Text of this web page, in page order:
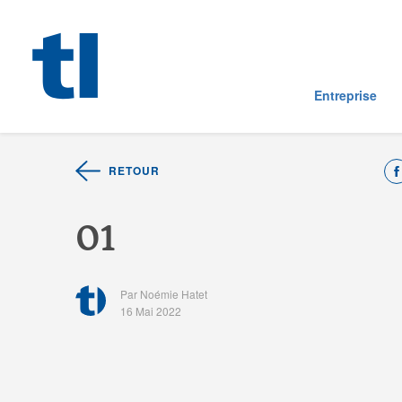
Entreprise
RETOUR
01
Par Noémie Hatet
16 Mai 2022